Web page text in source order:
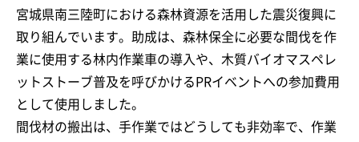
宮城県南三陸町における森林資源を活用した震災復興に
取り組んでいます。助成は、森林保全に必要な間伐を作
業に使用する林内作業車の導入や、木質バイオマスペレ
ットストーブ普及を呼びかけるPRイベントへの参加費用
として使用しました。
間伐材の搬出は、手作業ではどうしても非効率で、作業